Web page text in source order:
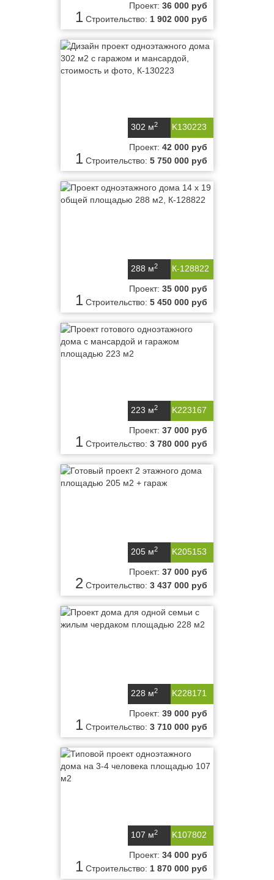
1
Проект: 36 000 руб
Строительство: 1 902 000 руб
K130223
302 м2
1
Проект: 42 000 руб
Строительство: 5 750 000 руб
К-128822
288 м2
1
Проект: 35 000 руб
Строительство: 5 450 000 руб
K223167
223 м2
1
Проект: 37 000 руб
Строительство: 3 780 000 руб
K205153
205 м2
2
Проект: 37 000 руб
Строительство: 3 437 000 руб
K228171
228 м2
1
Проект: 39 000 руб
Строительство: 3 710 000 руб
K107802
107 м2
1
Проект: 34 000 руб
Строительство: 1 870 000 руб